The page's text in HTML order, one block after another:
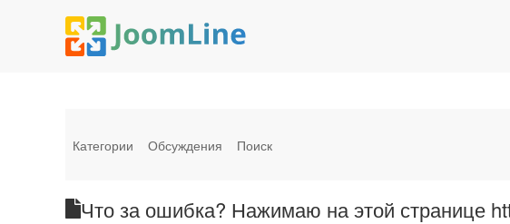
Категории Обсуждения Поиск
Что за ошибка? Нажимаю на этой странице